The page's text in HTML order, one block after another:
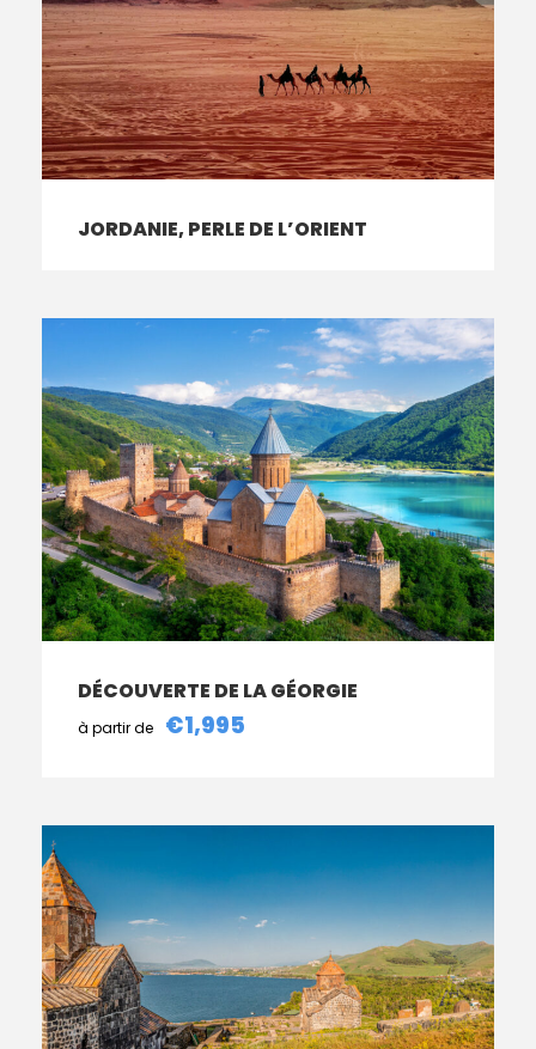
JORDANIE, PERLE DE L’ORIENT
DÉCOUVERTE DE LA GÉORGIE
€1,995